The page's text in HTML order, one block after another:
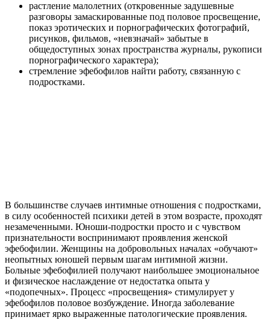
растление малолетних (откровенные задушевные
разговоры замаскированные под половое просвещение,
показ эротических и порнографических фотографий,
рисунков, фильмов, «невзначай» забытые в
общедоступных зонах пространства журналы, рукописи
порнографического характера);
стремление эфебофилов найти работу, связанную с
подростками.
В большинстве случаев интимные отношения с подростками,
в силу особенностей психики детей в этом возрасте, проходят
незамеченными. Юноши-подростки просто и с чувством
признательности воспринимают проявления женской
эфебофилии. Женщины на добровольных началах «обучают»
неопытных юношей первым шагам интимной жизни.
Больные эфебофилией получают наибольшее эмоциональное
и физическое наслаждение от недостатка опыта у
«подопечных». Процесс «просвещения» стимулирует у
эфебофилов половое возбуждение. Иногда заболевание
принимает ярко выраженные патологические проявления.